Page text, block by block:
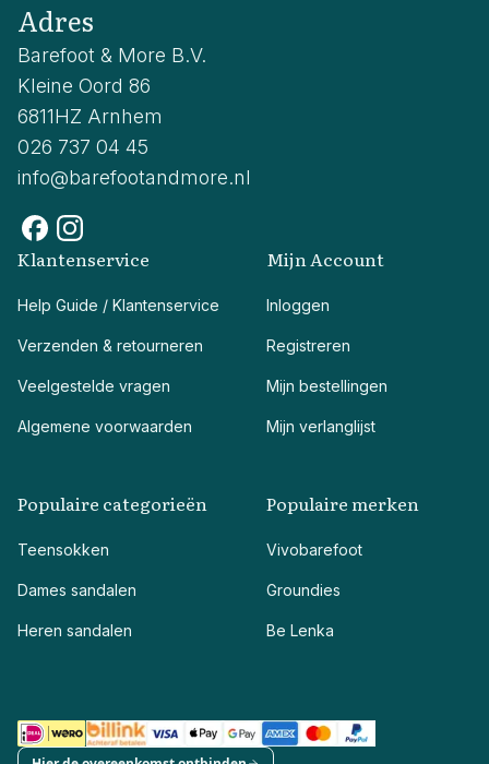
Adres
Barefoot & More B.V.
Kleine Oord 86
6811HZ Arnhem
026 737 04 45
info@barefootandmore.nl
Klantenservice
Help Guide / Klantenservice
Verzenden & retourneren
Veelgestelde vragen
Algemene voorwaarden
Mijn Account
Inloggen
Registreren
Mijn bestellingen
Mijn verlanglijst
Populaire categorieën
Teensokken
Dames sandalen
Heren sandalen
Populaire merken
Vivobarefoot
Groundies
Be Lenka